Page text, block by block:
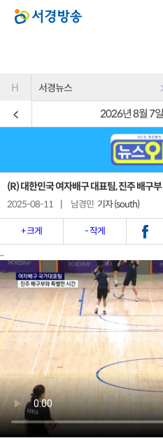
H 서경뉴스
2026년 8월 7
(R) 대한민국 여자배구 대표팀, 진주 배구
2025-08-11 남경민 기자 (south)
+ 크게 - 작게
..